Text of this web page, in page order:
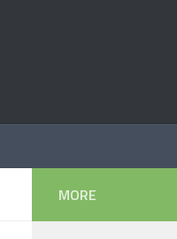
MORE